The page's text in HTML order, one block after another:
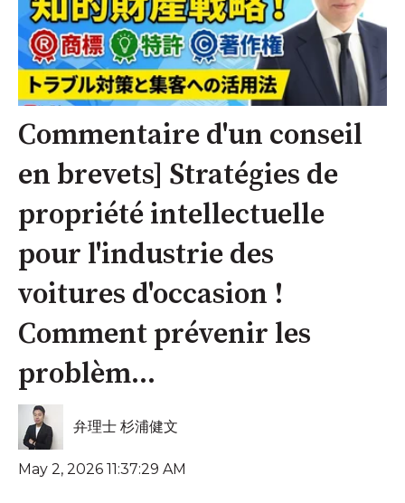
Commentaire d'un conseil
en brevets] Stratégies de
propriété intellectuelle
pour l'industrie des
voitures d'occasion !
Comment prévenir les
problèm...
弁理士 杉浦健文
May 2, 2026 11:37:29 AM